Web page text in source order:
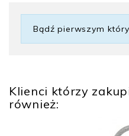
Rodzaj zamknięcia
Bądź pierwszym
Klienci którzy
również: